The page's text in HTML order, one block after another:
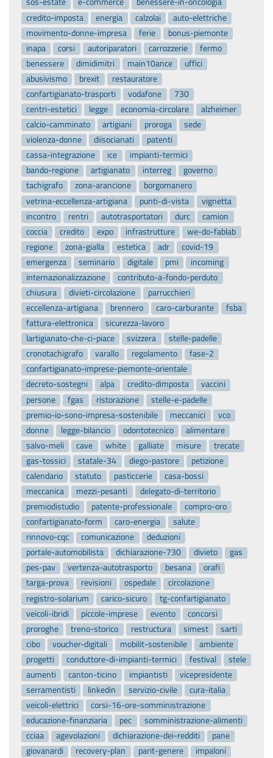
credito-imposta
energia calzolai
auto-elettriche
movimento-donne-impresa
ferie
bonus-piemonte
inapa
corsi autoriparatori carrozzerie
fermo
benessere
dimidimitri main10ance
uffici
abusivismo
brexit
restauratore
confartigianato-trasporti
vodafone
730
centri-estetici
legge economia-circolare
alzheimer
calcio-camminato
artigiani proroga
sede
violenza-donne
diisocianati
patenti
cassa-integrazione
ice
impianti-termici
bando-regione
artigianato interreg
governo
tachigrafo
zona-arancione
borgomanero
vetrina-eccellenza-artigiana
punti-di-vista
vignetta
incontro
rentri autotrasportatori durc
camion
coccia
credito expo infrastrutture
we-do-fablab
regione
zona-gialla estetica adr
covid-19
emergenza
seminario digitale pmi
incoming
internazionalizzazione
contributo-a-fondo-perduto
chiusura
divieti-circolazione
parrucchieri
eccellenza-artigiana
brennero caro-carburante
fsba
fattura-elettronica
sicurezza-lavoro
lartigianato-che-ci-piace
svizzera
stelle-padelle
cronotachigrafo
varallo regolamento
fase-2
confartigianato-imprese-piemonte-orientale
decreto-sostegni
alpa credito-dimposta
vaccini
persone
fgas ristorazione
stelle-e-padelle
premio-io-sono-impresa-sostenibile
meccanici
vco
donne
legge-bilancio odontotecnico
alimentare
salvo-meli
cave white galliate misure
trecate
gas-tossici
statale-34 diego-pastore
petizione
calendario
statuto pasticcerie
casa-bossi
meccanica
mezzi-pesanti
delegato-di-territorio
premiodistudio
patente-professionale
compro-oro
confartigianato-form
caro-energia
salute
rinnovo-cqc
comunicazione
deduzioni
portale-automobilista
dichiarazione-730 divieto
gas
pes-pav
vertenza-autotrasporto besana
orafi
targa-prova
revisioni ospedale
circolazione
registro-solarium
carico-sicuro
tg-confartigianato
veicoli-ibridi
piccole-imprese evento
concorsi
proroghe
treno-storico restructura simest
sarti
cibo
voucher-digitali mobilit-sostenibile
ambiente
progetti
conduttore-di-impianti-termici festival
stele
aumenti
canton-ticino impiantisti
vicepresidente
serramentisti
linkedin servizio-civile
cura-italia
veicoli-elettrici
corsi-16-ore-somministrazione
educazione-finanziaria
pec
somministrazione-alimenti
cciaa
agevolazioni dichiarazione-dei-redditi
pane
giovanardi
recovery-plan parit-genere
impaloni